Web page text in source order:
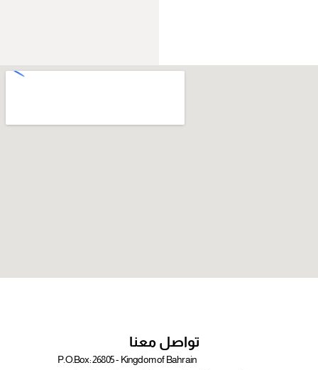
تواصل معنا
P.O.Box: 26805 - Kingdom of Bahrain